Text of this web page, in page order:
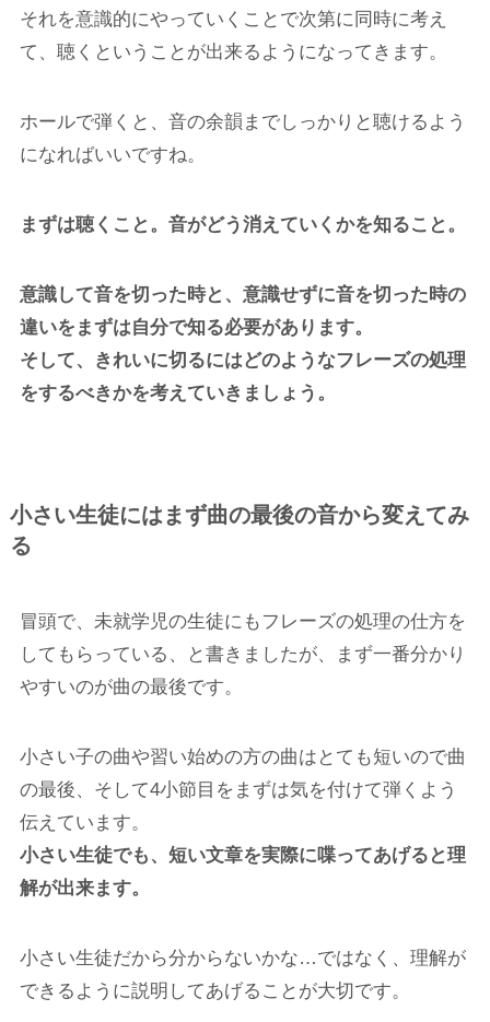
それを意識的にやっていくことで次第に同時に考え
て、聴くということが出来るようになってきます。
ホールで弾くと、音の余韻までしっかりと聴けるよう
になればいいですね。
まずは聴くこと。音がどう消えていくかを知ること。
意識して音を切った時と、意識せずに音を切った時の
違いをまずは自分で知る必要があります。
そして、きれいに切るにはどのようなフレーズの処理
をするべきかを考えていきましょう。
小さい生徒にはまず曲の最後の音から変えてみ
る
冒頭で、未就学児の生徒にもフレーズの処理の仕方を
してもらっている、と書きましたが、まず一番分かり
やすいのが曲の最後です。
小さい子の曲や習い始めの方の曲はとても短いので曲
の最後、そして4小節目をまずは気を付けて弾くよう
伝えています。
小さい生徒でも、短い文章を実際に喋ってあげると理
解が出来ます。
小さい生徒だから分からないかな…ではなく、理解が
できるように説明してあげることが大切です。